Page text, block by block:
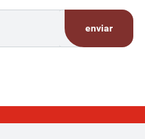
enviar